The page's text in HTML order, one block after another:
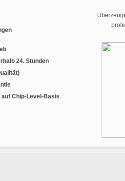
24. Stunden
Chip-Level-Basis